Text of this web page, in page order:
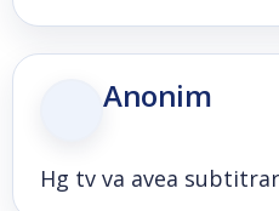
Anonim
Hg tv va avea